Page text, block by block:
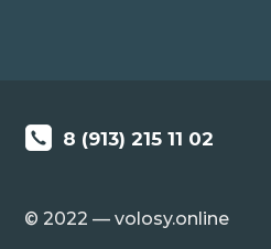
8 (913) 215 11 02
© 2022 — volosy.online